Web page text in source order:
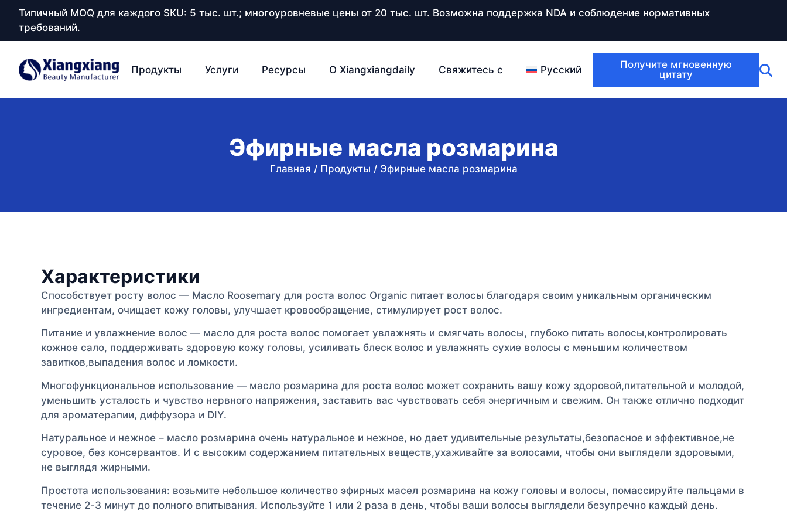
Типичный MOQ для каждого SKU: 5 тыс. шт.; многоуровневые цены от 20 тыс. шт. Возможна поддержка NDA и соблюдение нормативных
требований.
Продукты Услуги Ресурсы О Xiangxiangdaily Свяжитесь с Русский
Получите мгновенную
цитату
Эфирные масла розмарина
Главная / Продукты / Эфирные масла розмарина
Характеристики
Способствует росту волос — Масло Roosemary для роста волос Organic питает волосы благодаря своим уникальным органическим
ингредиентам, очищает кожу головы, улучшает кровообращение, стимулирует рост волос.
Питание и увлажнение волос — масло для роста волос помогает увлажнять и смягчать волосы, глубоко питать волосы,контролировать
кожное сало, поддерживать здоровую кожу головы, усиливать блеск волос и увлажнять сухие волосы с меньшим количеством
завитков,выпадения волос и ломкости.
Многофункциональное использование — масло розмарина для роста волос может сохранить вашу кожу здоровой,питательной и молодой,
уменьшить усталость и чувство нервного напряжения, заставить вас чувствовать себя энергичным и свежим. Он также отлично подходит
для ароматерапии, диффузора и DIY.
Натуральное и нежное – масло розмарина очень натуральное и нежное, но дает удивительные результаты,безопасное и эффективное,не
суровое, без консервантов. И с высоким содержанием питательных веществ,ухаживайте за волосами, чтобы они выглядели здоровыми,
не выглядя жирными.
Простота использования: возьмите небольшое количество эфирных масел розмарина на кожу головы и волосы, помассируйте пальцами в
течение 2-3 минут до полного впитывания. Используйте 1 или 2 раза в день, чтобы ваши волосы выглядели безупречно каждый день.